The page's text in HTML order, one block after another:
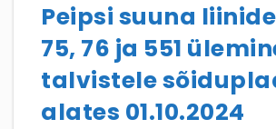
Peipsi suuna
75, 76 ja 551
talvistele
alates 01.10.2024